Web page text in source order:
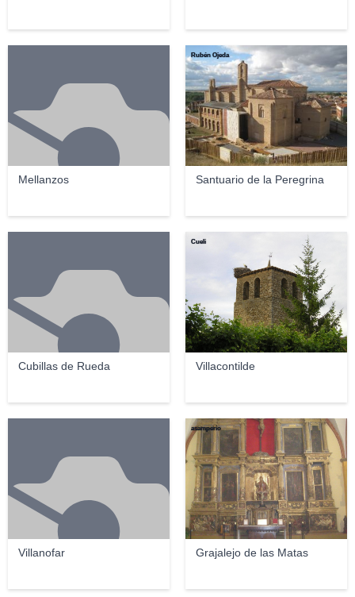
Mellanzos Santuario de la Peregrina
Rubén Ojeda
Cubillas de Rueda Villacontilde
Cueli
Villanofar Grajalejo de las Matas
asamperio